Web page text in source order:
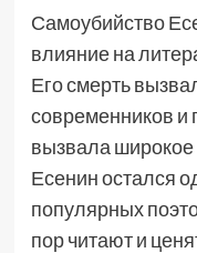
Самоубийство
влияние на
Его смерть
современников и
вызвала
Есенин остался
популярных
пор читают и